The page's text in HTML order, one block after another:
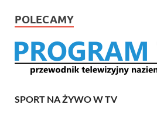
POLECAMY
SPORT NA ŻYWO W TV